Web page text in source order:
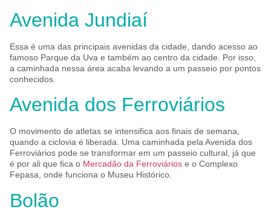
Avenida Jundiaí
Essa é uma das principais avenidas da cidade, dando acesso ao
famoso Parque da Uva e também ao centro da cidade. Por isso,
a caminhada nessa área acaba levando a um passeio por pontos
conhecidos.
Avenida dos Ferroviários
O movimento de atletas se intensifica aos finais de semana,
quando a ciclovia é liberada. Uma caminhada pela Avenida dos
Ferroviários pode se transformar em um passeio cultural, já que
é por ali que fica o Mercadão da Ferroviários e o Complexo
Fepasa, onde funciona o Museu Histórico.
Bolão